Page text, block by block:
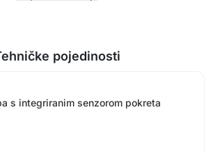
pojedinosti
s integriranim senzorom pokreta